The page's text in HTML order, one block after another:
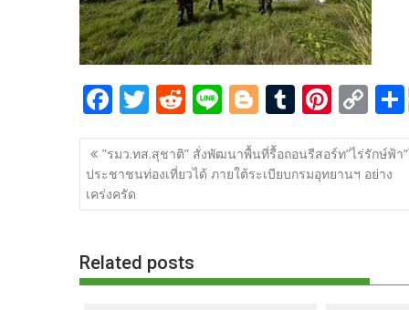
F
ac
e
b
o
k
T
w
itt
er
R
e
d
di
t
Li
n
e
Bl
o
g
g
er
T
u
m
bl
r
Pi
nt
er
e
st
C
o
p
y
Li
k
แนะแนว
เรื่อง
​”รมว.ทส.สุชาติ” สั่งพัฒนาพื้นที่รื้อถอนรีสอร์ท”ไร่รักษ์ฟ้า
ประชาชนท่องเที่ยวได้​ ภายใต้ระเบียบกรมอุทยานฯ​ อย่าง
เคร่งครัด
Related posts